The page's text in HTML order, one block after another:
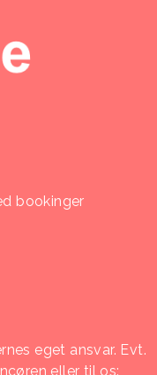
bookinger
eget ansvar. Evt.
eller til os: